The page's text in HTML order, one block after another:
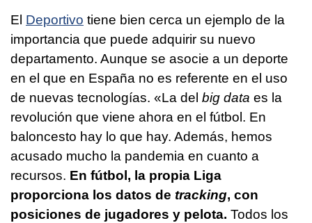
El Deportivo tiene bien cerca un ejemplo de la
importancia que puede adquirir su nuevo
departamento. Aunque se asocie a un deporte
en el que en España no es referente en el uso
de nuevas tecnologías. «La del big data es la
revolución que viene ahora en el fútbol. En
baloncesto hay lo que hay. Además, hemos
acusado mucho la pandemia en cuanto a
recursos. En fútbol, la propia Liga
proporciona los datos de tracking, con
posiciones de jugadores y pelota. Todos los